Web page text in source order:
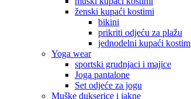
ženski kupaći kostimi
bikini
prikriti odjeću za plažu
jednodelni kupaći kostim
Yoga wear
sportski grudnjaci i majice
Joga pantalone
Set odjeće za jogu
Muške dukserice i jakne